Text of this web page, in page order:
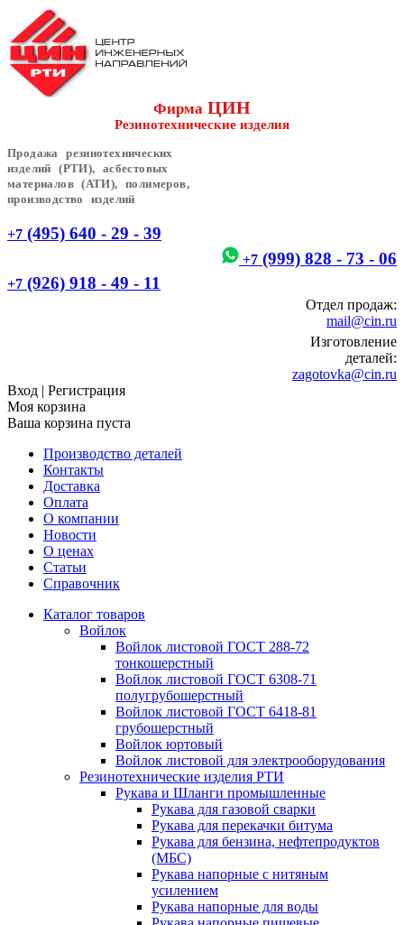
Фирма ЦИН
Резинотехнические изделия
Продажа резинотехнических
изделий (РТИ), асбестовых
материалов (АТИ), полимеров,
производство изделий
+7 (495) 640 - 29 - 39
+7 (999) 828 - 73 - 06
+7 (926) 918 - 49 - 11
Отдел продаж:
mail@cin.ru
Изготовление
деталей:
zagotovka@cin.ru
Вход | Регистрация
Моя корзина
Ваша корзина пуста
Производство деталей
Контакты
Доставка
Оплата
О компании
Новости
О ценах
Статьи
Справочник
Каталог товаров
Войлок
Войлок листовой ГОСТ 288-72
тонкошерстный
Войлок листовой ГОСТ 6308-71
полугрубошерстный
Войлок листовой ГОСТ 6418-81
грубошерстный
Войлок юртовый
Войлок листовой для электрооборудования
Резинотехнические изделия РТИ
Рукава и Шланги промышленные
Рукава для газовой сварки
Рукава для перекачки битума
Рукава для бензина, нефтепродуктов
(МБС)
Рукава напорные с нитяным
усилением
Рукава напорные для воды